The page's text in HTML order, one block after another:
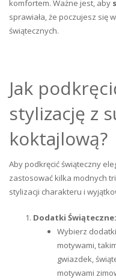
komfortem. Ważne jest, aby
sprawiała, że poczujesz się
świątecznych.
Jak
stylizację z
koktajlową?
Aby podkręcić świąteczny
zastosować kilka modnych
stylizacji charakteru i
Dodatki Świąteczne:
Wybierz
motywami,
gwiazdek,
motywami